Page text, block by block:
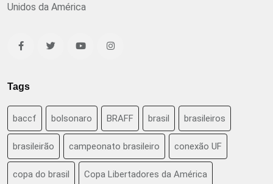
Unidos da América
Tags
baccf bolsonaro BRAFF brasil brasileiros
brasileirão campeonato brasileiro conexão UF
copa do brasil Copa Libertadores da América